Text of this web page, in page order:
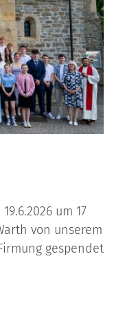
um 17
von unserem
gespendet